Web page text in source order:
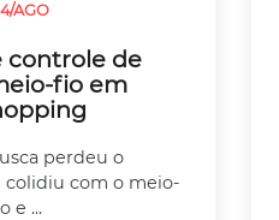
AGO
controle de
fio em
perdeu o
com o meio-
e ...